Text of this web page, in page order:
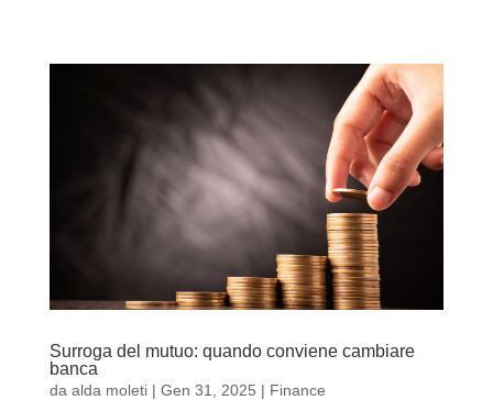
Surroga del mutuo: quando conviene cambiare
banca
da alda moleti| Gen 31, 2025 | Finance